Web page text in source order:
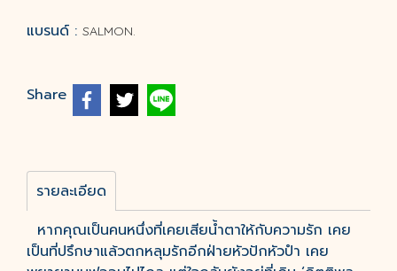
แบรนด์ : SALMON.
Share
รายละเอียด
หากคุณเป็นคนหนึ่งที่เคยเสียน้ำตาให้กับความรัก เคย
เป็นที่ปรึกษาแล้วตกหลุมรักอีกฝ่ายหัวปักหัวปำ เคย